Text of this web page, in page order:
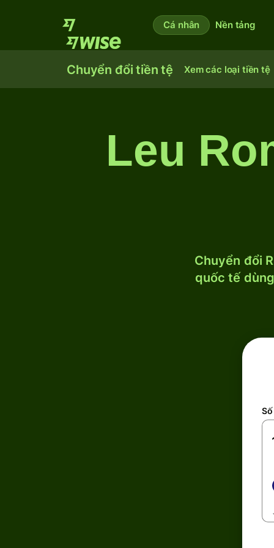
Cá nhân Nền tảng
Chuyển đổi tiền tệ Xem các loại tiền tệ
Leu
Chuyển đổi
quốc tế